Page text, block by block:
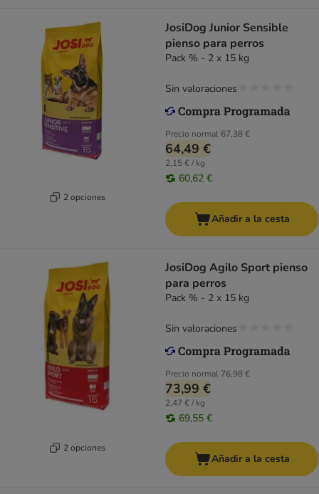
2 opciones
JosiDog Junior Sensible
pienso para perros
Pack % - 2 x 15 kg
Precio normal 67,38 €
64,49 €
2,15 € / kg
60,62 €
Sin valoraciones
Añadir a la cesta
2 opciones
JosiDog Agilo Sport pienso
para perros
Pack % - 2 x 15 kg
Precio normal 76,98 €
73,99 €
2,47 € / kg
69,55 €
Sin valoraciones
Añadir a la cesta